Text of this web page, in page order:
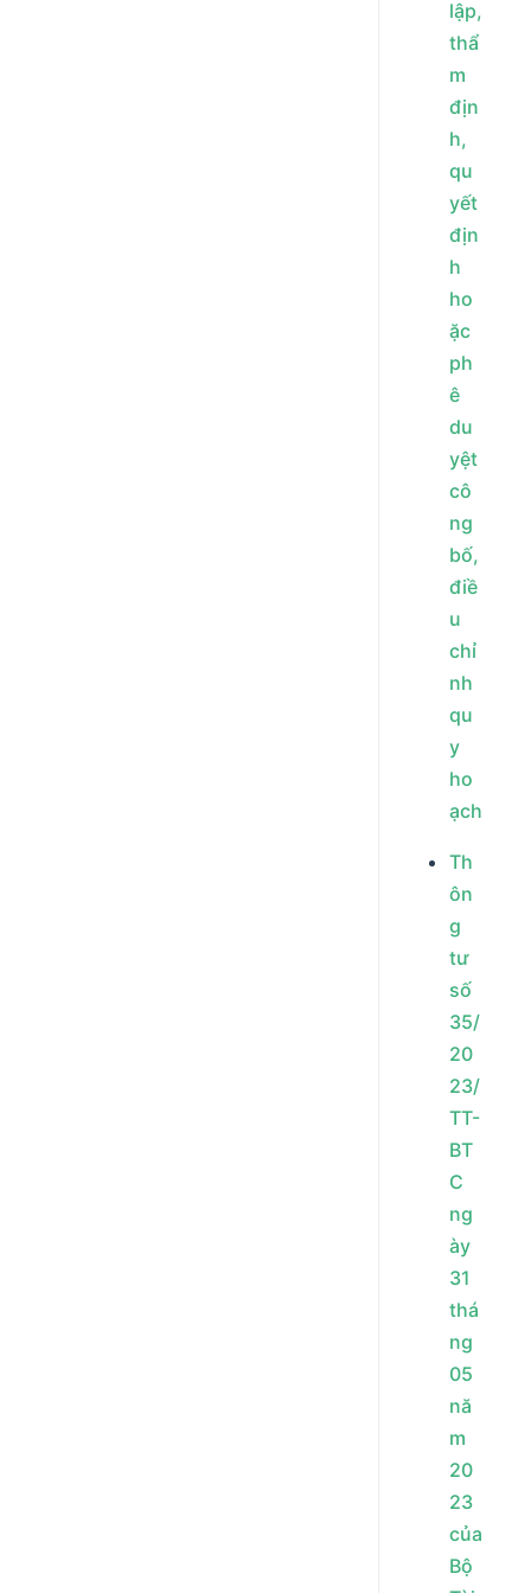
lập,
thẩ
m
địn
h,
qu
yết
địn
h
ho
ặc
ph
ê
du
yệt
cô
ng
bố,
điề
u
chỉ
nh
qu
y
ho
ạch
Th
ôn
g
tư
số
35/
20
23/
TT-
BT
C
ng
ày
31
thá
ng
05
nă
m
20
23
của
Bộ